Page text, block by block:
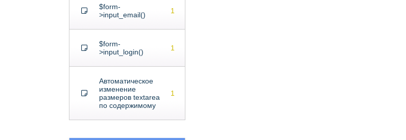
$form-
>input_email()
1
$form-
>input_login()
1
Автоматическое
изменение
размеров textarea
по содержимому
1